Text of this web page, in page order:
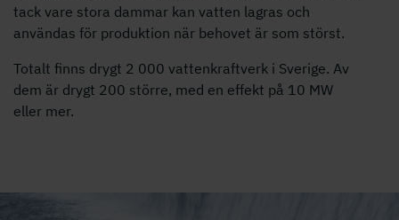
tack vare stora dammar kan vatten lagras och
användas för produktion när behovet är som störst.
Totalt finns drygt 2 000 vattenkraftverk i Sverige. Av
dem är drygt 200 större, med en effekt på 10 MW
eller mer.